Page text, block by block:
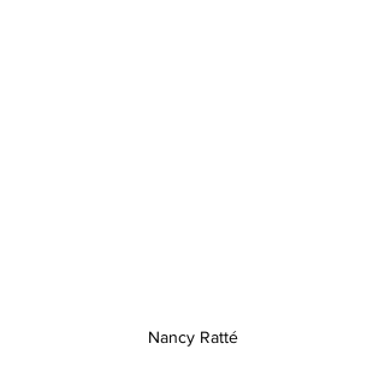
Nancy Ratté